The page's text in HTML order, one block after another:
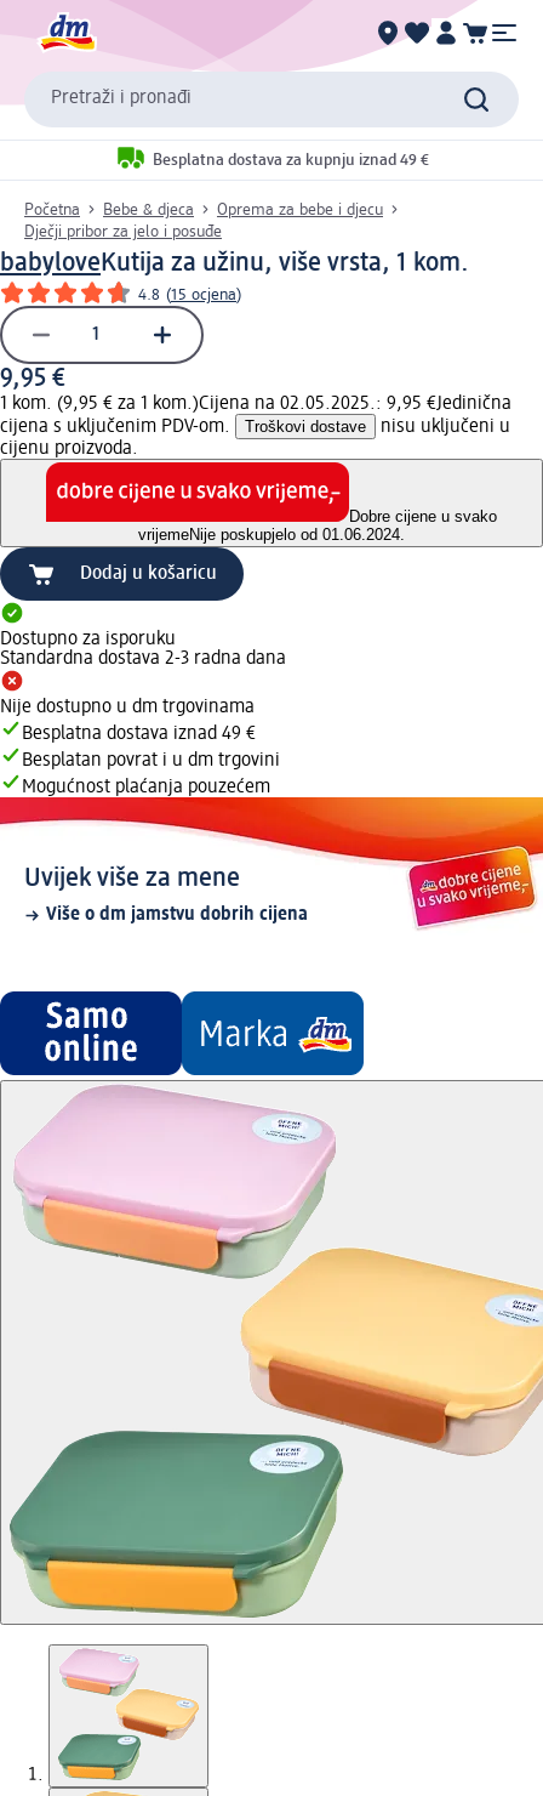
Pretraži i pronađi
Besplatna dostava za kupnju iznad 49 €
Početna Bebe & djeca
Oprema za bebe i djecu
Dječji pribor za jelo i posuđe
babylove Kutija za užinu, više vrsta, 1 kom.
4.8 (15 ocjena)
9,95 €
1 kom. (9,95 € za 1 kom.)Cijena na 02.05.2025.: 9,95 €Jedinična
cijena s uključenim PDV-om.
Troškovi dostave
nisu uključeni u
cijenu proizvoda.
Dobre cijene u svako
vrijemeNije poskupjelo od 01.06.2024.
Dodaj u košaricu
Dostupno za isporuku
Standardna dostava 2-3 radna dana
Nije dostupno u dm trgovinama
Besplatna dostava iznad 49 €
Besplatan povrat i u dm trgovini
Mogućnost plaćanja pouzećem
Uvijek više za mene
Više o dm jamstvu dobrih cijena